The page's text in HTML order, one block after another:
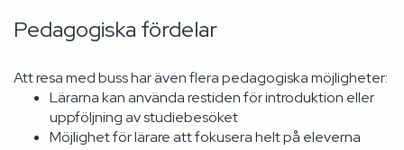
Pedagogiska fördelar
Att resa med buss har även flera pedagogiska möjligheter:
Lärarna kan använda restiden för introduktion eller
uppföljning av studiebesöket
Möjlighet för lärare att fokusera helt på eleverna